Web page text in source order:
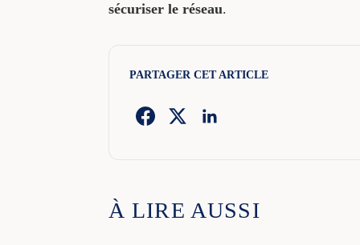
sécuriser le réseau.
PARTAGER CET ARTICLE
À LIRE AUSSI